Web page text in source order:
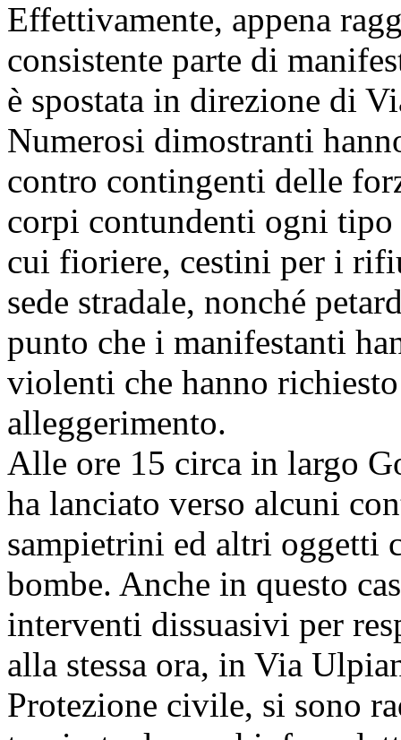
Effettivamente, appena
consistente parte di
è spostata in direzione di
Numerosi dimostranti
contro contingenti delle
corpi contundenti ogni
cui fioriere, cestini per i
sede stradale, nonché
punto che i manifestanti
violenti che hanno
alleggerimento.
Alle ore 15 circa in largo
ha lanciato verso alcuni
sampietrini ed altri oggetti
bombe. Anche in questo
interventi dissuasivi per
alla stessa ora, in Via
Protezione civile, si sono